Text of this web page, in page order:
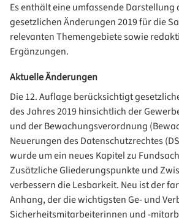
Es enthält eine umfassende Darstellung
gesetzlichen Änderungen 2019 für die
relevanten Themengebiete sowie
Ergänzungen.
Aktuelle Änderungen
Die 12. Auflage berücksichtigt
des Jahres 2019 hinsichtlich der
und der Bewachungsverordnung
Neuerungen des Datenschutzrechtes
wurde um ein neues Kapitel zu
Zusätzliche Gliederungspunkte und
verbessern die Lesbarkeit. Neu ist der
Anhang, der die wichtigsten Ge- und
Sicherheitsmitarbeiterinnen und -